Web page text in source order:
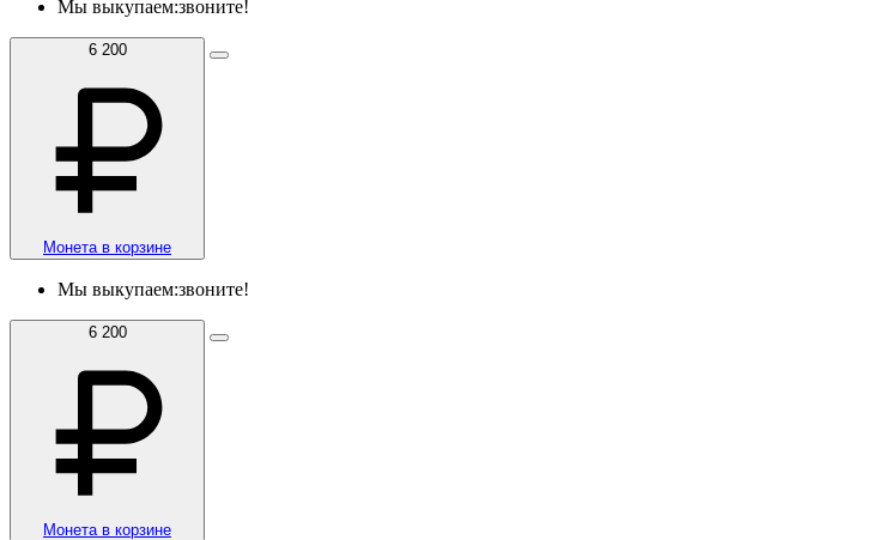
Мы выкупаем:звоните!
6 200
Монета в корзине
Мы выкупаем:звоните!
6 200
Монета в корзине